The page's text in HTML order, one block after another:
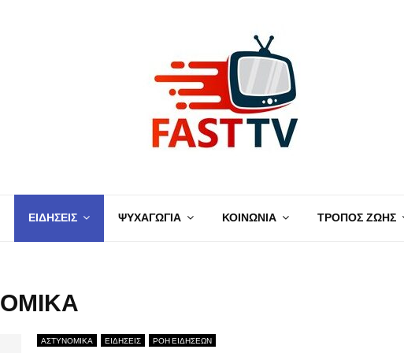
ΕΙΔΗΣΕΙΣ ΨΥΧΑΓΩΓΙΑ ΚΟΙΝΩΝΙΑ ΤΡΟΠΟΣ ΖΩΗΣ
ΑΣΤΥΝΟΜΙΚΑ ΕΙΔΗΣΕΙΣ ΡΟΗ ΕΙΔΗΣΕΩΝ